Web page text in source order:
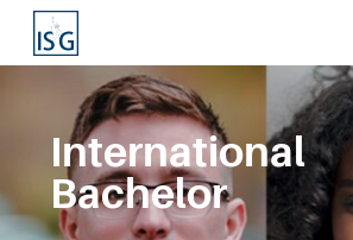
International
Bachelor